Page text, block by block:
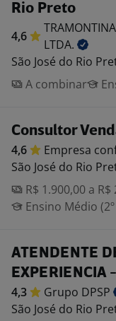
Rio Preto
4,6
LTDA.
São José do Rio
A combinar
Consultor
4,6 Empresa
São José do Rio
R$ 1.900,00 a R$
Ensino Médio
ATENDENTE
EXPERIENCIA
4,3 Grupo DPSP
São José do Rio